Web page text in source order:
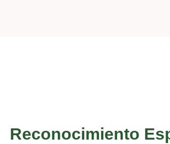
Reconocimiento